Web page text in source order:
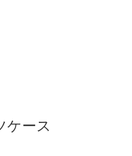
ケース